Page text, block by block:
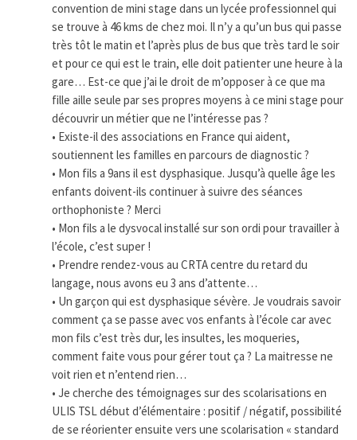
convention de mini stage dans un lycée professionnel qui
se trouve à 46 kms de chez moi. Il n’y a qu’un bus qui passe
très tôt le matin et l’après plus de bus que très tard le soir
et pour ce qui est le train, elle doit patienter une heure à la
gare… Est-ce que j’ai le droit de m’opposer à ce que ma
fille aille seule par ses propres moyens à ce mini stage pour
découvrir un métier que ne l’intéresse pas ?
• Existe-il des associations en France qui aident,
soutiennent les familles en parcours de diagnostic ?
• Mon fils a 9ans il est dysphasique. Jusqu’à quelle âge les
enfants doivent-ils continuer à suivre des séances
orthophoniste ? Merci
• Mon fils a le dysvocal installé sur son ordi pour travailler à
l’école, c’est super !
• Prendre rendez-vous au CRTA centre du retard du
langage, nous avons eu 3 ans d’attente…
• Un garçon qui est dysphasique sévère. Je voudrais savoir
comment ça se passe avec vos enfants à l’école car avec
mon fils c’est très dur, les insultes, les moqueries,
comment faite vous pour gérer tout ça ? La maitresse ne
voit rien et n’entend rien…
• Je cherche des témoignages sur des scolarisations en
ULIS TSL début d’élémentaire : positif / négatif, possibilité
de se réorienter ensuite vers une scolarisation « standard